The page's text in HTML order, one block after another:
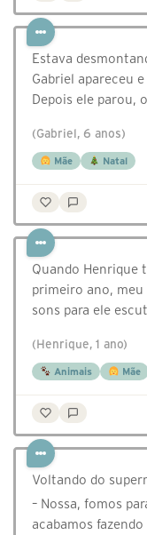
Estava
Gabriel apareceu
Depois ele parou,
(Gabriel, 6 anos)
Mãe Natal
Quando Henrique
primeiro ano,
sons para ele
(Henrique, 1 ano)
Animais Mãe
⁣Voltando do
– Nossa, fomos
acabamos